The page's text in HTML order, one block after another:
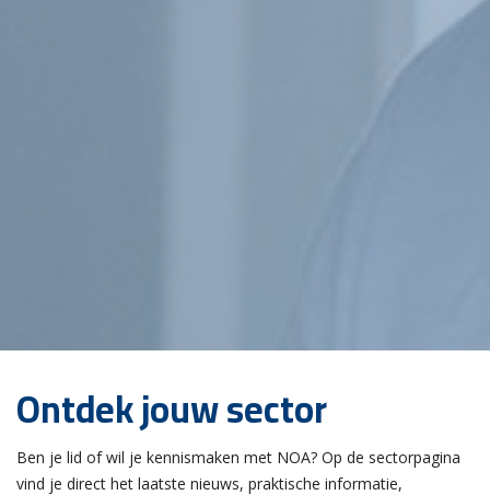
Ontdek jouw sector
Ben je lid of wil je kennismaken met NOA? Op de sectorpagina
vind je direct het laatste nieuws, praktische informatie,